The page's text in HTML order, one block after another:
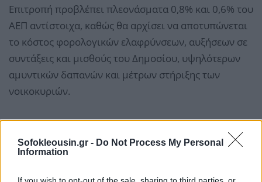
Sofokleousin.gr - Do Not Process My Personal
Information
If you wish to opt-out of the sale, sharing to third parties, or
Επιτροπή προβλέπει πλεονάσματα 0,8% και 0,6% του
ΑΕΠ αντίστοιχα, καθώς θα αρχίσει να αποτυπώνεται
το κόστος φορολογικών ελαφρύνσεων, αυξήσεων σε
συντάξεις και μισθούς του Δημοσίου, υψηλότερων
αμυντικών δαπανών και μέτρων στήριξης των
νοικοκυριών.